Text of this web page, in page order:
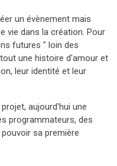
un évènement mais
vie dans la création. Pour
futures " loin des
une histoire d'amour et
leur identité et leur
aujourd'hui une
programmateurs, des
sa première